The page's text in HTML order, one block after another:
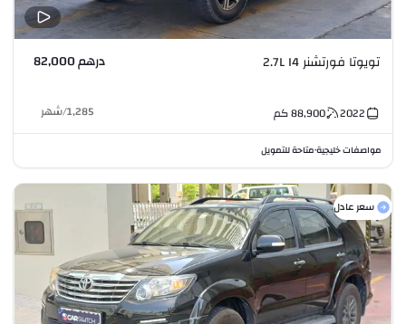
تويوتا فورتشنر 2.7L I4 درهم 82,000
2022
88,900كم 1,285
/شهر
مواصفات خليجية•متاحة للتمويل
سعر عادل